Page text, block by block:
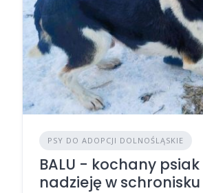
PSY DO ADOPCJI DOLNOŚLĄSKIE
BALU - kochany
nadzieję w schronisku